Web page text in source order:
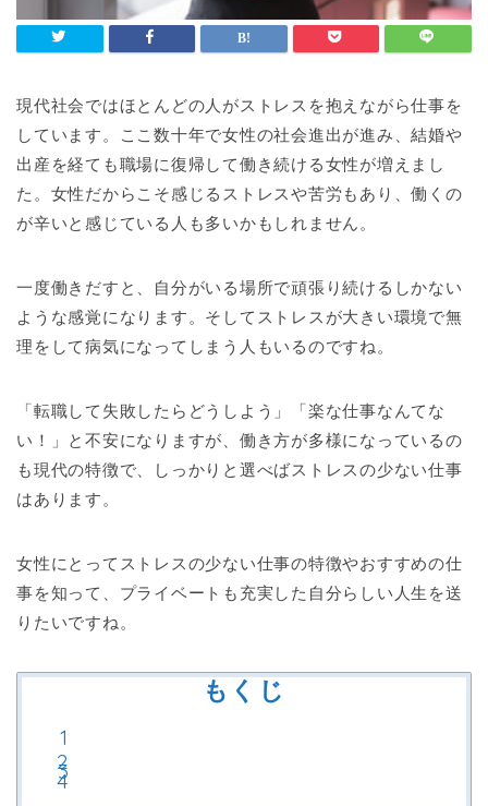
現代社会ではほとんどの人がストレスを抱えながら仕事を
しています。ここ数十年で女性の社会進出が進み、結婚や
出産を経ても職場に復帰して働き続ける女性が増えまし
た。女性だからこそ感じるストレスや苦労もあり、働くの
が辛いと感じている人も多いかもしれません。
一度働きだすと、自分がいる場所で頑張り続けるしかない
ような感覚になります。そしてストレスが大きい環境で無
理をして病気になってしまう人もいるのですね。
「転職して失敗したらどうしよう」「楽な仕事なんてな
い！」と不安になりますが、働き方が多様になっているの
も現代の特徴で、しっかりと選べばストレスの少ない仕事
はあります。
女性にとってストレスの少ない仕事の特徴やおすすめの仕
事を知って、プライベートも充実した自分らしい人生を送
りたいですね。
もくじ